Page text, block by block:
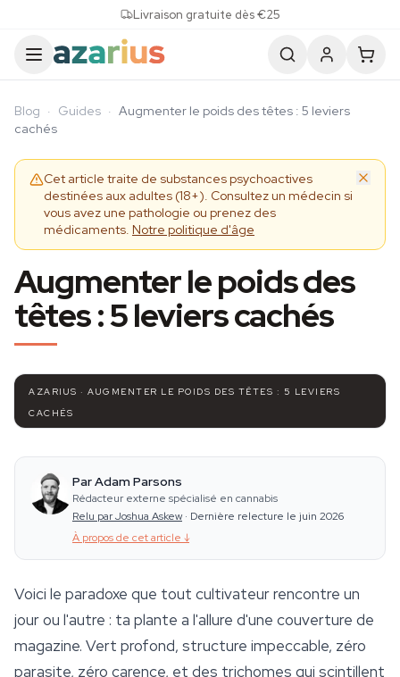
Livraison gratuite dès €25
Blog · Guides · Augmenter le poids des têtes : 5 leviers
cachés
Cet article traite de substances psychoactives
destinées aux adultes (18+). Consultez un médecin si
vous avez une pathologie ou prenez des
médicaments. Notre politique d'âge
Augmenter le poids des
têtes : 5 leviers cachés
AZARIUS · AUGMENTER LE POIDS DES TÊTES : 5 LEVIERS
CACHÉS
Par Adam Parsons
Rédacteur externe spécialisé en cannabis
Relu par Joshua Askew · Dernière relecture le juin 2026
À propos de cet article ↓
Voici le paradoxe que tout cultivateur rencontre un
jour ou l'autre : ta plante a l'allure d'une couverture de
magazine. Vert profond, structure impeccable, zéro
parasite, zéro carence, et des trichomes qui scintillent